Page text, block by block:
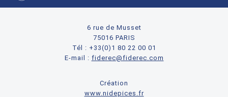
6 rue de Musset
75016 PARIS
Tél : +33(0)1 80 22 00 01
E-mail : fiderec@fiderec.com
Création
www.nidepices.fr